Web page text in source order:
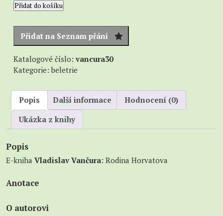
Horvatova
Přidat do košíku
Přidat na Seznam přání
Katalogové číslo: vancura30
Kategorie:beletrie
Popis Další informace
Hodnocení (0)
Ukázka z knihy
Popis
E-kniha Vladislav Vančura: Rodina Horvatova
Anotace
O autorovi